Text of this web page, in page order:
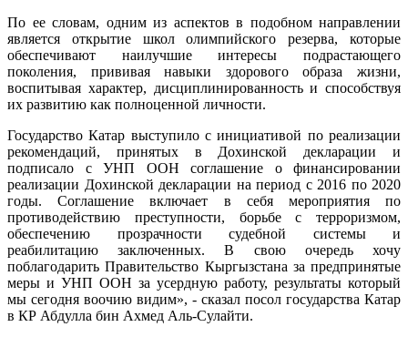
По ее словам, одним из аспектов в подобном направлении
является открытие школ олимпийского резерва, которые
обеспечивают наилучшие интересы подрастающего
поколения, прививая навыки здорового образа жизни,
воспитывая характер, дисциплинированность и способствуя
их развитию как полноценной личности.
Государство Катар выступило с инициативой по реализации
рекомендаций, принятых в Дохинской декларации и
подписало с УНП ООН соглашение о финансировании
реализации Дохинской декларации на период с 2016 по 2020
годы. Соглашение включает в себя мероприятия по
противодействию преступности, борьбе с терроризмом,
обеспечению прозрачности судебной системы и
реабилитацию заключенных. В свою очередь хочу
поблагодарить Правительство Кыргызстана за предпринятые
меры и УНП ООН за усердную работу, результаты который
мы сегодня воочию видим», - сказал посол государства Катар
в КР Абдулла бин Ахмед Аль-Сулайти.